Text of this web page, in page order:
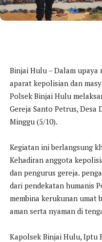
Binjai Hulu – Dalam upaya
aparat kepolisian dan
Polsek Binjai Hulu
Gereja Santo Petrus, Desa
Minggu (5/10).
Kegiatan ini berlangsung
Kehadiran anggota
dan pengurus gereja.
dari pendekatan humanis
membina kerukunan umat
aman serta nyaman di
Kapolsek Binjai Hulu, Iptu